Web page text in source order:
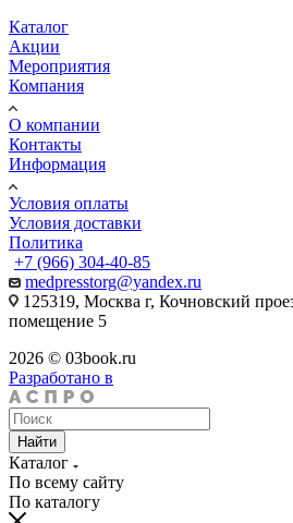
Каталог
Акции
Мероприятия
Компания
О компании
Контакты
Информация
Условия оплаты
Условия доставки
Политика
+7 (966) 304-40-85
medpresstorg@yandex.ru
125319, Москва г, Кочновский
помещение 5
2026 © 03book.ru
Разработано в
Найти
Каталог
По всему сайту
По каталогу